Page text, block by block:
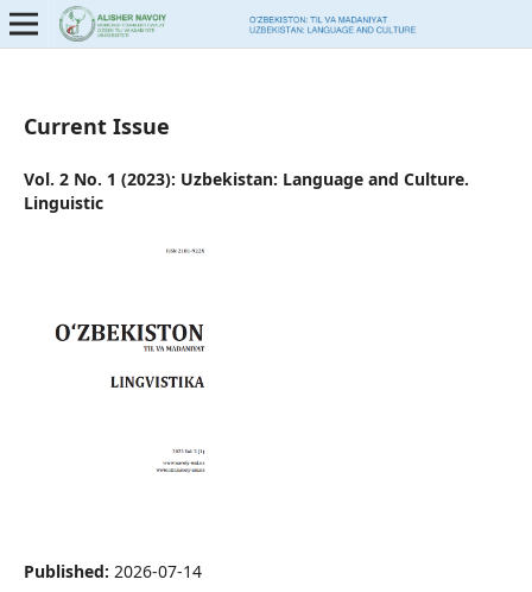
Current Issue
Vol. 2 No. 1 (2023): Uzbekistan: Language and Culture.
Linguistic
Published: 2026-07-14